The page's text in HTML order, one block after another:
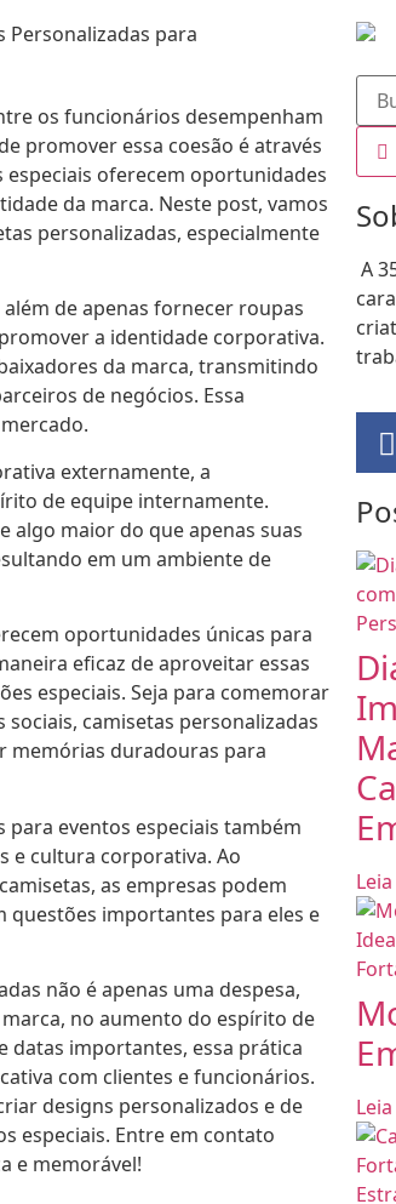
os funcionários desempenham
promover essa coesão é através
especiais oferecem oportunidades
da marca. Neste post, vamos
personalizadas, especialmente
de apenas fornecer roupas
a identidade corporativa.
da marca, transmitindo
de negócios. Essa
externamente, a
de equipe internamente.
algo maior do que apenas suas
em um ambiente de
oportunidades únicas para
eficaz de aproveitar essas
especiais. Seja para comemorar
camisetas personalizadas
memórias duradouras para
para eventos especiais também
e cultura corporativa. Ao
as empresas podem
importantes para eles e
não é apenas uma despesa,
no aumento do espírito de
datas importantes, essa prática
com clientes e funcionários.
designs personalizados e de
especiais. Entre em contato
e memorável!
A